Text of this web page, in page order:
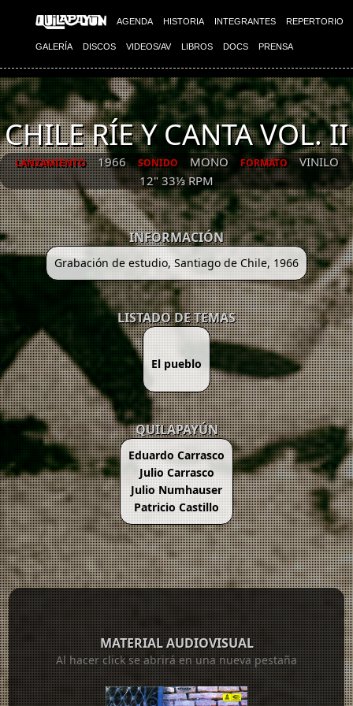
AGENDA HISTORIA INTEGRANTES REPERTORIO
GALERÍA DISCOS VIDEOS/AV LIBROS DOCS PRENSA
CHILE RÍE Y CANTA VOL. II
LANZAMIENTO 1966 SONIDO MONO FORMATO
VINILO
12" 33⅓ RPM
INFORMACIÓN
Grabación de estudio, Santiago de Chile, 1966
LISTADO DE TEMAS
El pueblo
QUILAPAYÚN
Eduardo Carrasco
Julio Carrasco
Julio Numhauser
Patricio Castillo
MATERIAL AUDIOVISUAL
Al hacer click se abrirá en una nueva pestaña